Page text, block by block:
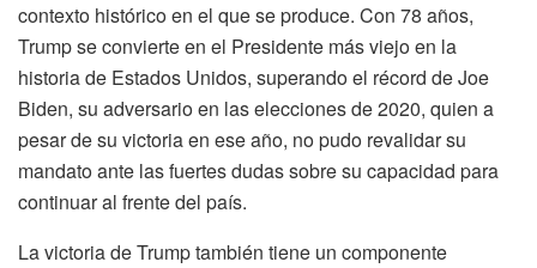
contexto histórico en el que se produce. Con 78 años,
Trump se convierte en el Presidente más viejo en la
historia de Estados Unidos, superando el récord de Joe
Biden, su adversario en las elecciones de 2020, quien a
pesar de su victoria en ese año, no pudo revalidar su
mandato ante las fuertes dudas sobre su capacidad para
continuar al frente del país.
La victoria de Trump también tiene un componente